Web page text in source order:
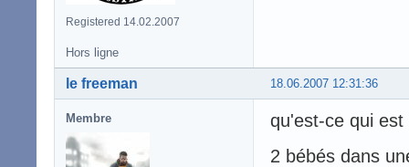
Registered 14.02.2007
Hors ligne
18.06.2007 12:31:36
le freeman
Membre
qu'est-ce qui
2 bébés dans